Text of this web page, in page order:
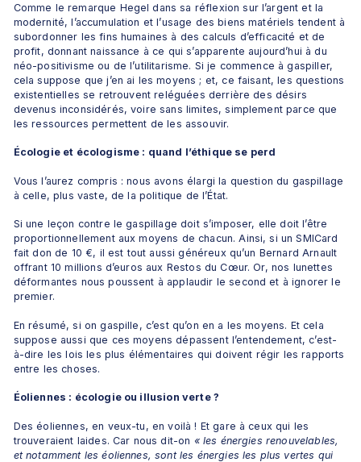
Comme le remarque Hegel dans sa réflexion sur l’argent et la
modernité, l’accumulation et l’usage des biens matériels tendent à
subordonner les fins humaines à des calculs d’efficacité et de
profit, donnant naissance à ce qui s’apparente aujourd’hui à du
néo-positivisme ou de l’utilitarisme. Si je commence à gaspiller,
cela suppose que j’en ai les moyens ; et, ce faisant, les questions
existentielles se retrouvent reléguées derrière des désirs
devenus inconsidérés, voire sans limites, simplement parce que
les ressources permettent de les assouvir.
Écologie et écologisme : quand l’éthique se perd
Vous l’aurez compris : nous avons élargi la question du gaspillage
à celle, plus vaste, de la politique de l’État.
Si une leçon contre le gaspillage doit s’imposer, elle doit l’être
proportionnellement aux moyens de chacun. Ainsi, si un SMICard
fait don de 10 €, il est tout aussi généreux qu’un Bernard Arnault
offrant 10 millions d’euros aux Restos du Cœur. Or, nos lunettes
déformantes nous poussent à applaudir le second et à ignorer le
premier.
En résumé, si on gaspille, c’est qu’on en a les moyens. Et cela
suppose aussi que ces moyens dépassent l’entendement, c’est-
à-dire les lois les plus élémentaires qui doivent régir les rapports
entre les choses.
Éoliennes : écologie ou illusion verte ?
Des éoliennes, en veux-tu, en voilà ! Et gare à ceux qui les
trouveraient laides. Car nous dit-on « les énergies renouvelables,
et notamment les éoliennes, sont les énergies les plus vertes qui